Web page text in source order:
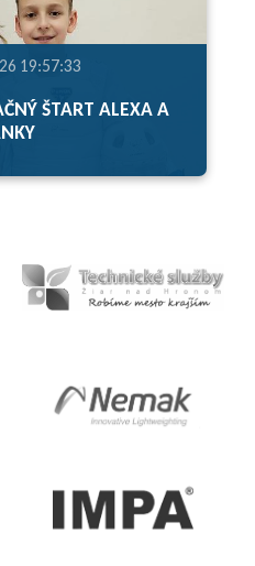
19:57:33
ŠTART ALEXA A